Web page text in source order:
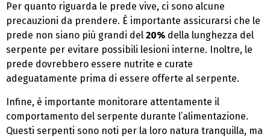
Per quanto riguarda le prede vive, ci sono alcune
precauzioni da prendere. È importante assicurarsi che le
prede non siano più grandi del 20% della lunghezza del
serpente per evitare possibili lesioni interne. Inoltre, le
prede dovrebbero essere nutrite e curate
adeguatamente prima di essere offerte al serpente.
Infine, è importante monitorare attentamente il
comportamento del serpente durante l’alimentazione.
Questi serpenti sono noti per la loro natura tranquilla, ma